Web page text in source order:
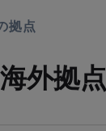
拠点
外拠点